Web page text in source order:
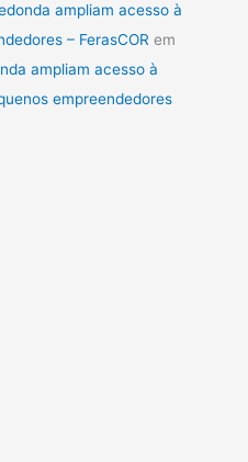
ampliam acesso à
– FerasCOR em
ampliam acesso à
empreendedores